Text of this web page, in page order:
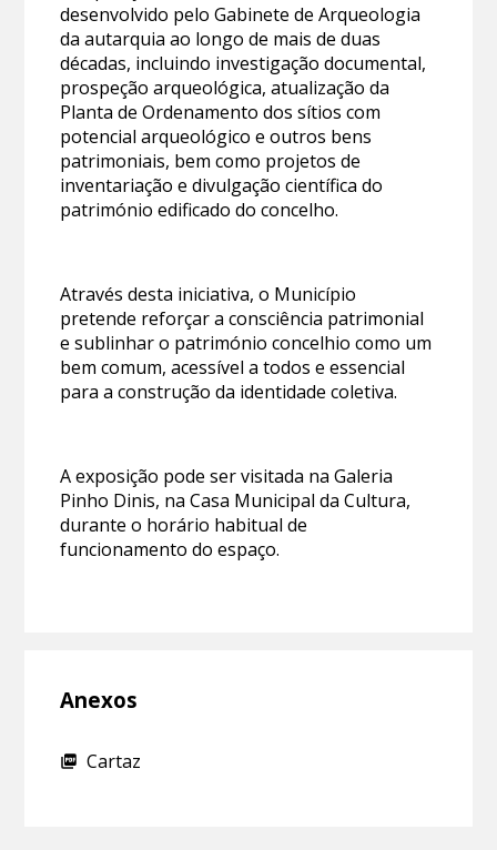
desenvolvido pelo Gabinete de Arqueologia
da autarquia ao longo de mais de duas
décadas, incluindo investigação documental,
prospeção arqueológica, atualização da
Planta de Ordenamento dos sítios com
potencial arqueológico e outros bens
patrimoniais, bem como projetos de
inventariação e divulgação científica do
património edificado do concelho.
Através desta iniciativa, o Município
pretende reforçar a consciência patrimonial
e sublinhar o património concelhio como um
bem comum, acessível a todos e essencial
para a construção da identidade coletiva.
A exposição pode ser visitada na Galeria
Pinho Dinis, na Casa Municipal da Cultura,
durante o horário habitual de
funcionamento do espaço.
Anexos
Cartaz